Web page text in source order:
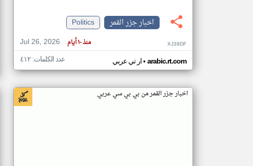
اخبار جزر القمر
Politics
Jul 26, 2026
منذ ١٠ أيام XJ39DF
ار تي عربي• arabic.rt.com عدد الكلمات: ٤١٢
اخبار جزر القمر من بي بي سي عربي